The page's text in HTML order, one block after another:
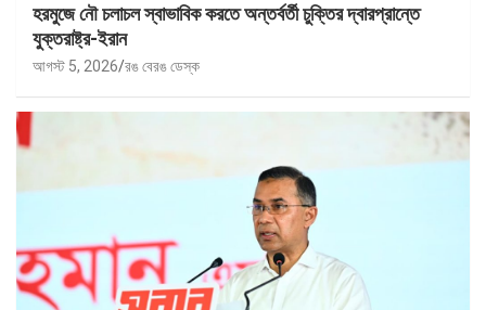
হরমুজে নৌ চলাচল স্বাভাবিক করতে অন্তর্বর্তী চুক্তির দ্বারপ্রান্তে
যুক্তরাষ্ট্র-ইরান
আগস্ট 5, 2026 রঙ বেরঙ ডেস্ক